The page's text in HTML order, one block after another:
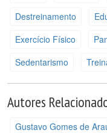
Destreinamento
Exercício Físico
Sedentarismo
Autores
Gustavo Gomes de